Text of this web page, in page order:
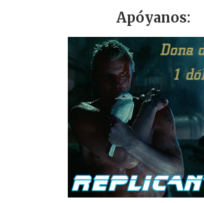
Apóyanos: